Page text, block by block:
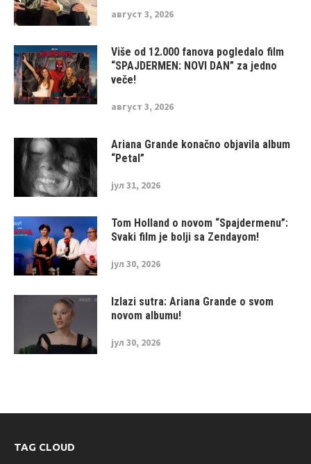
август 3, 2026
Više od 12.000 fanova pogledalo film
“SPAJDERMEN: NOVI DAN” za jedno
veče!
август 3, 2026
Ariana Grande konačno objavila album
“Petal”
јул 31, 2026
Tom Holland o novom “Spajdermenu”:
Svaki film je bolji sa Zendayom!
јул 30, 2026
Izlazi sutra: Ariana Grande o svom
novom albumu!
јул 30, 2026
TAG CLOUD